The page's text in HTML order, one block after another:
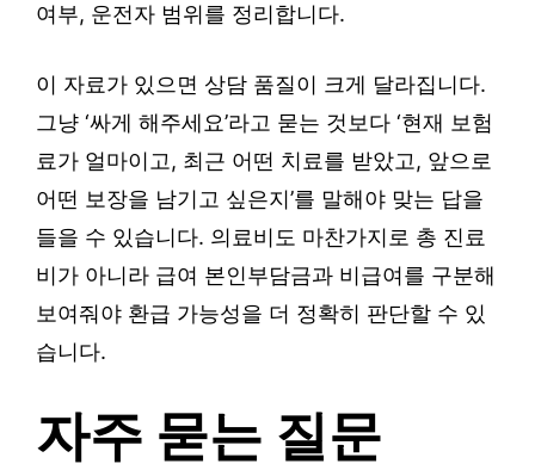
여부, 운전자 범위를 정리합니다.
이 자료가 있으면 상담 품질이 크게 달라집니다.
그냥 ‘싸게 해주세요’라고 묻는 것보다 ‘현재 보험
료가 얼마이고, 최근 어떤 치료를 받았고, 앞으로
어떤 보장을 남기고 싶은지’를 말해야 맞는 답을
들을 수 있습니다. 의료비도 마찬가지로 총 진료
비가 아니라 급여 본인부담금과 비급여를 구분해
보여줘야 환급 가능성을 더 정확히 판단할 수 있
습니다.
자주 묻는 질문